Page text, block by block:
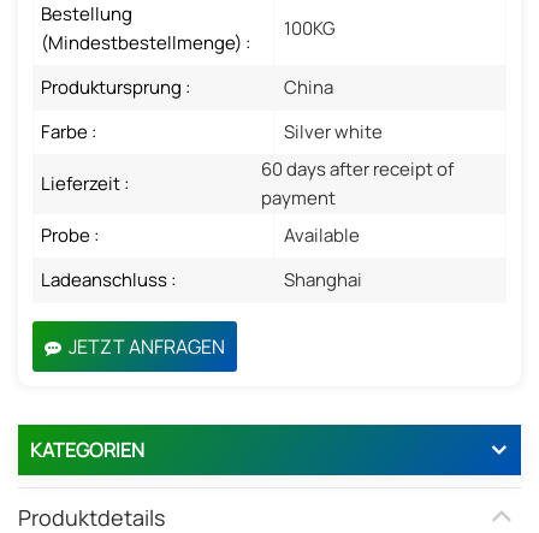
Bestellung
(Mindestbestellmenge) :
100KG
Produktursprung :
China
Farbe :
Silver white
Lieferzeit :
60 days after receipt of
payment
Probe :
Available
Ladeanschluss :
Shanghai
JETZT ANFRAGEN
KATEGORIEN
Produktdetails